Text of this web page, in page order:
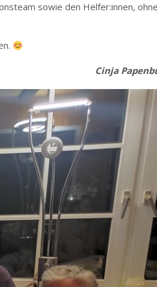
sowie den Helfer:innen, ohne
Cinja